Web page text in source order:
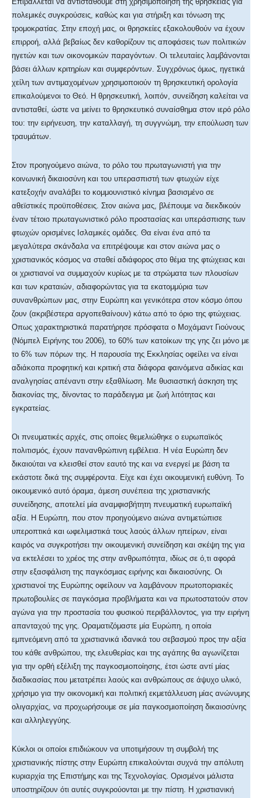
πολεμικές συγκρούσεις, καθώς και για στήριξη και τόνωση της
τρομοκρατίας. Στην εποχή μας, οι θρησκείες εξακολουθούν να έχουν
επιρροή, αλλά βεβαίως δεν καθορίζουν τις αποφάσεις των πολιτικών
ηγετών και των οικονομικών παραγόντων. Οι τελευταίες λαμβάνονται
βάσει άλλων κριτηρίων και συμφερόντων. Συγχρόνως όμως, ηγετικά
χείλη των αντιμαχομένων χρησιμοποιούν τη θρησκευτική ορολογία
επικαλούμενοι το Θεό. H θρησκευτική, λοιπόν, συνείδηση καλείται να
αντισταθεί, ώστε να μείνει το θρησκευτικό συναίσθημα στον ιερό ρόλο
του: την ειρήνευση, την καταλλαγή, τη συγγνώμη, την επούλωση των
τραυμάτων.
Στον προηγούμενο αιώνα, το ρόλο του πρωταγωνιστή για την
κοινωνική δικαιοσύνη και του υπερασπιστή των φτωχών είχε
κατεξοχήν αναλάβει το κομμουνιστικό κίνημα βασισμένο σε
αθεϊστικές προϋποθέσεις. Στον αιώνα μας, βλέπουμε να διεκδικούν
έναν τέτοιο πρωταγωνιστικό ρόλο προστασίας και υπεράσπισης των
φτωχών ορισμένες Ισλαμικές ομάδες. Θα είναι ένα από τα
μεγαλύτερα σκάνδαλα να επιτρέψουμε και στον αιώνα μας ο
χριστιανικός κόσμος να σταθεί αδιάφορος στο θέμα της φτώχειας και
οι χριστιανοί να συμμαχούν κυρίως με τα στρώματα των πλουσίων
και των κραταιών, αδιαφορώντας για τα εκατομμύρια των
συνανθρώπων μας, στην Ευρώπη και γενικότερα στον κόσμο όπου
ζουν (ακριβέστερα αργοπεθαίνουν) κάτω από το όριο της φτώχειας.
Οπως χαρακτηριστικά παρατήρησε πρόσφατα ο Μοχάμαντ Γιούνους
(Νόμπελ Ειρήνης του 2006), το 60% των κατοίκων της γης ζει μόνο με
το 6% των πόρων της. Η παρουσία της Εκκλησίας οφείλει να είναι
αδιάκοπα προφητική και κριτική στα διάφορα φαινόμενα αδικίας και
αναλγησίας απέναντι στην εξαθλίωση. Με θυσιαστική άσκηση της
διακονίας της, δίνοντας το παράδειγμα με ζωή λιτότητας και
εγκρατείας.
Οι πνευματικές αρχές, στις οποίες θεμελιώθηκε ο ευρωπαϊκός
πολιτισμός, έχουν πανανθρώπινη εμβέλεια. Η νέα Ευρώπη δεν
δικαιούται να κλεισθεί στον εαυτό της και να ενεργεί με βάση τα
εκάστοτε δικά της συμφέροντα. Είχε και έχει οικουμενική ευθύνη. Το
οικουμενικό αυτό όραμα, άμεση συνέπεια της χριστιανικής
συνείδησης, αποτελεί μία αναμφισβήτητη πνευματική ευρωπαϊκή
αξία. Η Ευρώπη, που στον προηγούμενο αιώνα αντιμετώπισε
υπεροπτικά και ωφελιμιστικά τους λαούς άλλων ηπείρων, είναι
καιρός να συγκροτήσει την οικουμενική συνείδηση και σκέψη της για
να εκτελέσει το χρέος της στην ανθρωπότητα, ιδίως σε ό,τι αφορά
στην εξασφάλιση της παγκόσμιας ειρήνης και δικαιοσύνης. Οι
χριστιανοί της Ευρώπης οφείλουν να λαμβάνουν πρωτοποριακές
πρωτοβουλίες σε παγκόσμια προβλήματα και να πρωτοστατούν στον
αγώνα για την προστασία του φυσικού περιβάλλοντος, για την ειρήνη
απανταχού της γης. Οραματιζόμαστε μία Ευρώπη, η οποία
εμπνεόμενη από τα χριστιανικά ιδανικά του σεβασμού προς την αξία
του κάθε ανθρώπου, της ελευθερίας και της αγάπης θα αγωνίζεται
για την ορθή εξέλιξη της παγκοσμιοποίησης, έτσι ώστε αντί μίας
διαδικασίας που μετατρέπει λαούς και ανθρώπους σε άψυχο υλικό,
χρήσιμο για την οικονομική και πολιτική εκμετάλλευση μίας ανώνυμης
ολιγαρχίας, να προχωρήσουμε σε μία παγκοσμιοποίηση δικαιοσύνης
και αλληλεγγύης.
Κύκλοι οι οποίοι επιδιώκουν να υποτιμήσουν τη συμβολή της
χριστιανικής πίστης στην Ευρώπη επικαλούνται συχνά την απόλυτη
κυριαρχία της Επιστήμης και της Τεχνολογίας. Ορισμένοι μάλιστα
υποστηρίζουν ότι αυτές συγκρούονται με την πίστη. Η χριστιανική